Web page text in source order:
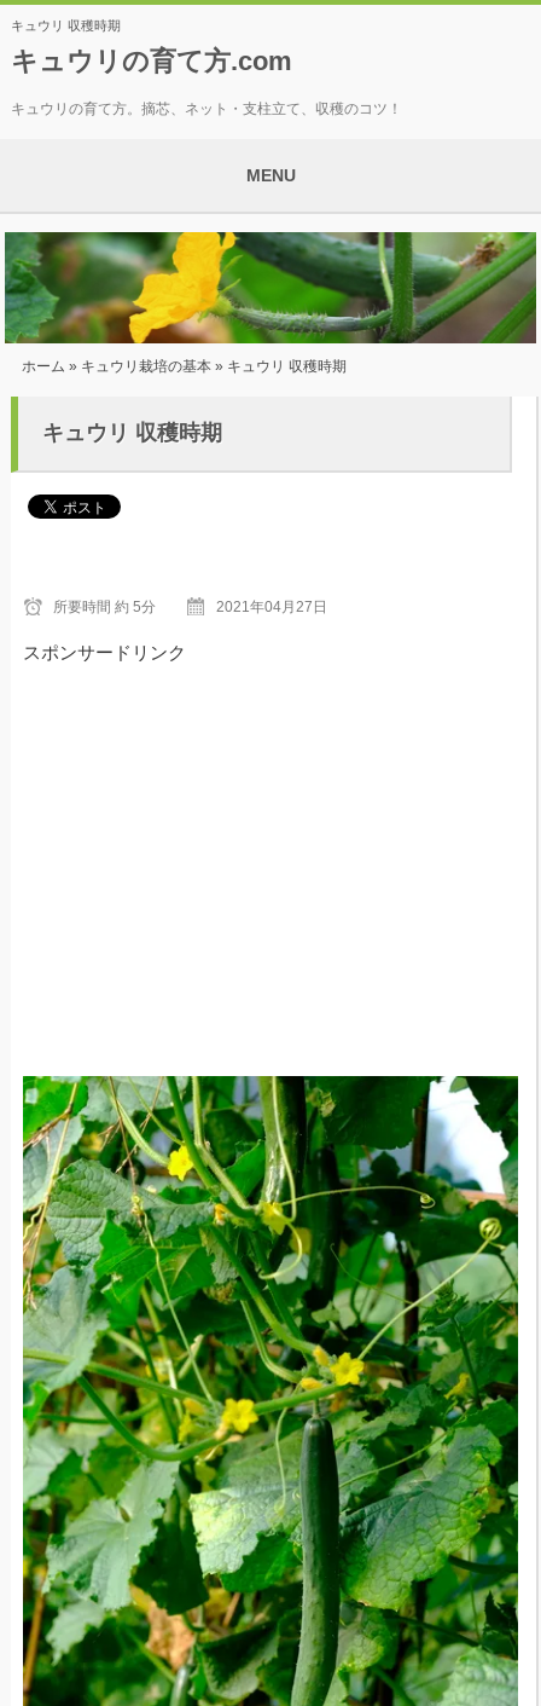
キュウリ 収穫時期
キュウリの育て方.com
キュウリの育て方。摘芯、ネット・支柱立て、収穫のコツ！
MENU
ホーム » キュウリ栽培の基本» キュウリ 収穫時期
キュウリ 収穫時期
所要時間 約 5分 2021年04月27日
スポンサードリンク